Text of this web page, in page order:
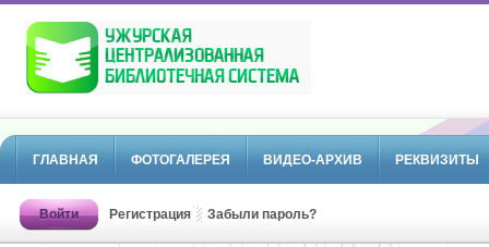
ГЛАВНАЯ ФОТОГАЛЕРЕЯ ВИДЕО-АРХИВ РЕКВИЗИТЫ
Войти Регистрация Забыли пароль?